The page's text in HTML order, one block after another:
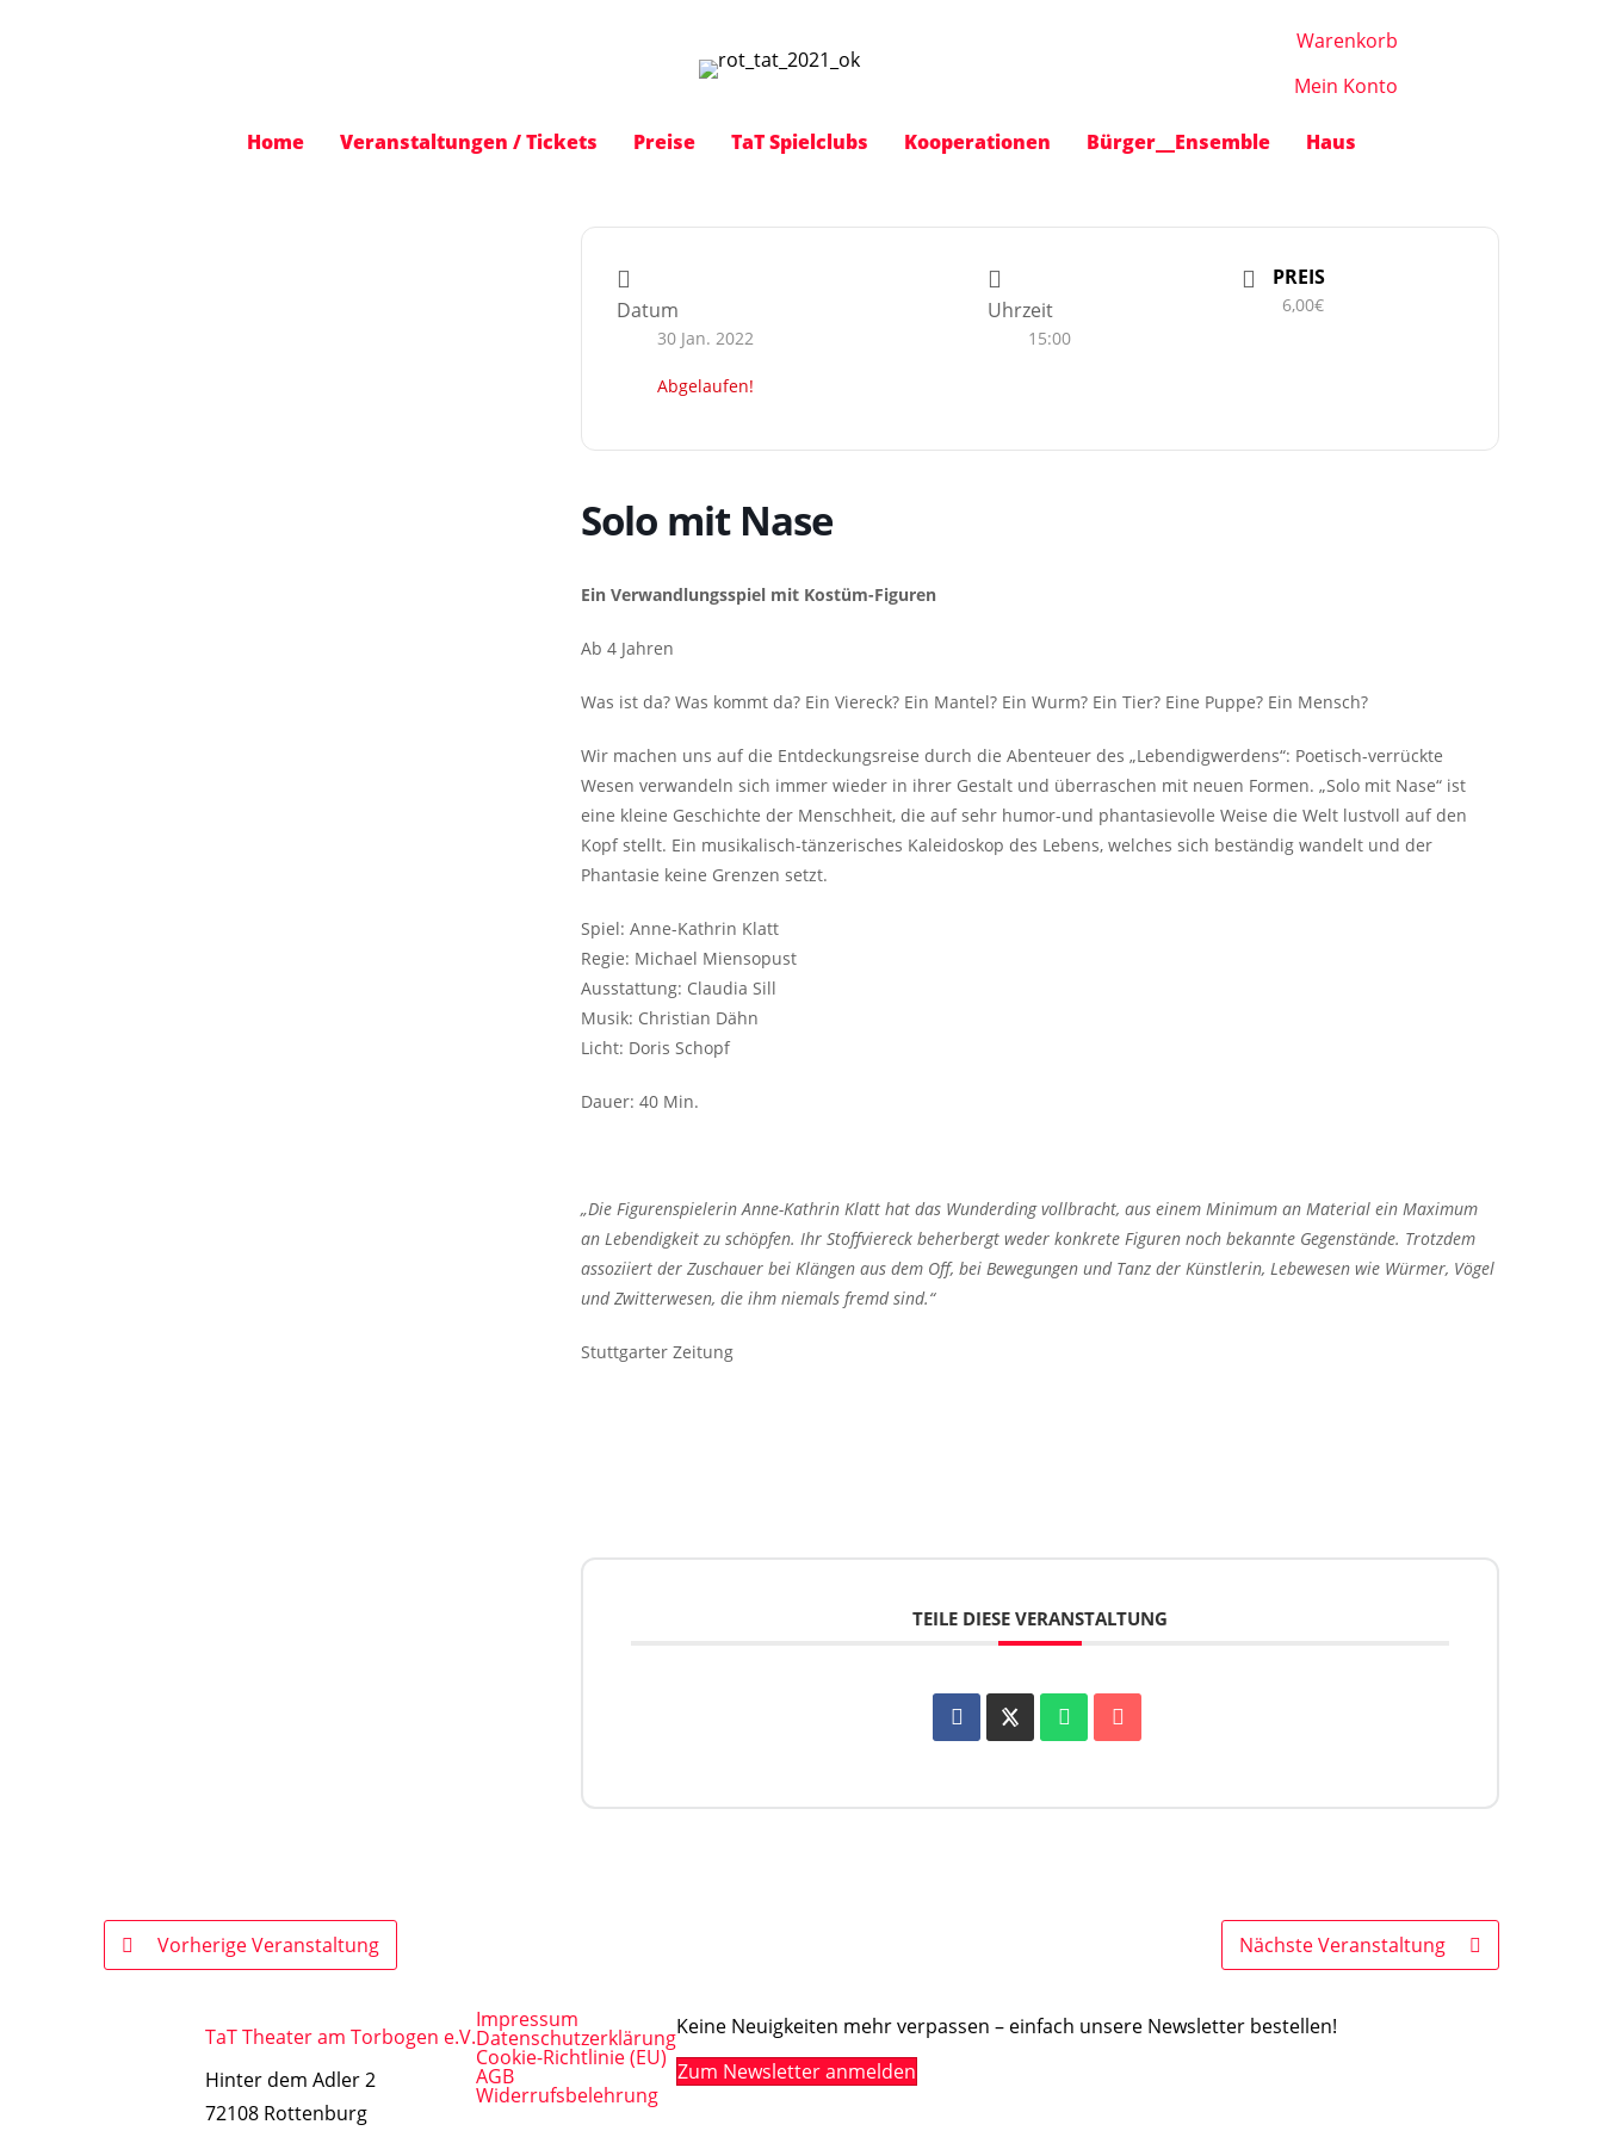
Warenkorb
Mein Konto
Home Veranstaltungen / Tickets Preise TaT Spielclubs Kooperationen Bürger__Ensemble Haus
Datum
30 Jan. 2022
Abgelaufen!
Uhrzeit
15:00
PREIS
6,00€
Solo mit Nase
Ein Verwandlungsspiel mit Kostüm-Figuren
Ab 4 Jahren
Was ist da? Was kommt da? Ein Viereck? Ein Mantel? Ein Wurm? Ein Tier? Eine Puppe? Ein Mensch?
Wir machen uns auf die Entdeckungsreise durch die Abenteuer des „Lebendigwerdens“: Poetisch-verrückte
Wesen verwandeln sich immer wieder in ihrer Gestalt und überraschen mit neuen Formen. „Solo mit Nase“ ist
eine kleine Geschichte der Menschheit, die auf sehr humor-und phantasievolle Weise die Welt lustvoll auf den
Kopf stellt. Ein musikalisch-tänzerisches Kaleidoskop des Lebens, welches sich beständig wandelt und der
Phantasie keine Grenzen setzt.
Spiel: Anne-Kathrin Klatt
Regie: Michael Miensopust
Ausstattung: Claudia Sill
Musik: Christian Dähn
Licht: Doris Schopf
Dauer: 40 Min.
„Die Figurenspielerin Anne-Kathrin Klatt hat das Wunderding vollbracht, aus einem Minimum an Material ein Maximum
an Lebendigkeit zu schöpfen. Ihr Stoffviereck beherbergt weder konkrete Figuren noch bekannte Gegenstände. Trotzdem
assoziiert der Zuschauer bei Klängen aus dem Off, bei Bewegungen und Tanz der Künstlerin, Lebewesen wie Würmer, Vögel
und Zwitterwesen, die ihm niemals fremd sind.“
Stuttgarter Zeitung
TEILE DIESE VERANSTALTUNG
Vorherige Veranstaltung Nächste Veranstaltung
TaT Theater am Torbogen e.V.
Hinter dem Adler 2
72108 Rottenburg
Impressum
Datenschutzerklärung
Cookie-Richtlinie (EU)
AGB
Widerrufsbelehrung
Keine Neuigkeiten mehr verpassen – einfach unsere Newsletter bestellen!
Zum Newsletter anmelden